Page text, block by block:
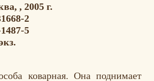
, 2005 г.
2
5
коварная. Она поднимает